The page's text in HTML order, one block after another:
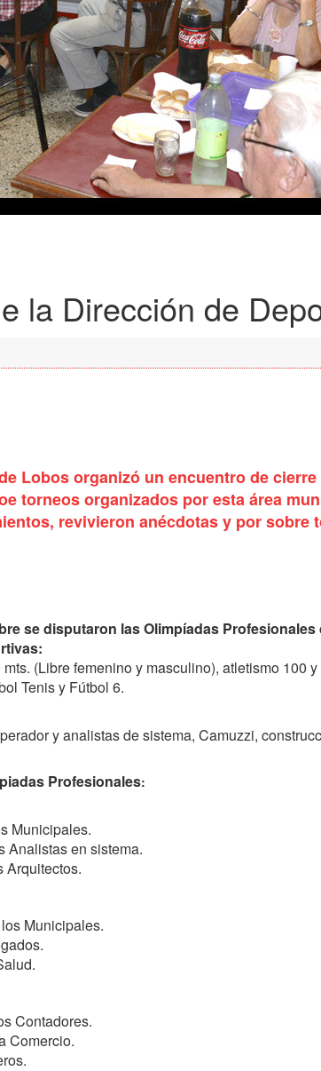
la Dirección de
Lobos organizó un encuentro de
torneos organizados por esta área
revivieron anécdotas y por sobre
se disputaron las Olimpíadas
(Libre femenino y masculino), atletismo 100 y
Tenis y Fútbol 6.
y analistas de sistema, Camuzzi,
Profesionales:
Municipales.
Analistas en sistema.
Arquitectos.
Municipales.
Contadores.
Comercio.